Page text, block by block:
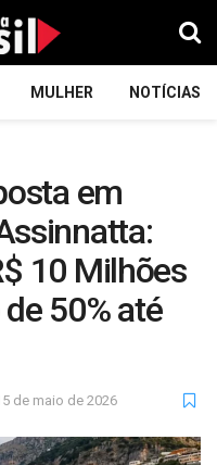
MULHER NOTÍCIAS
em
10 Milhões
50% até
de maio de 2026